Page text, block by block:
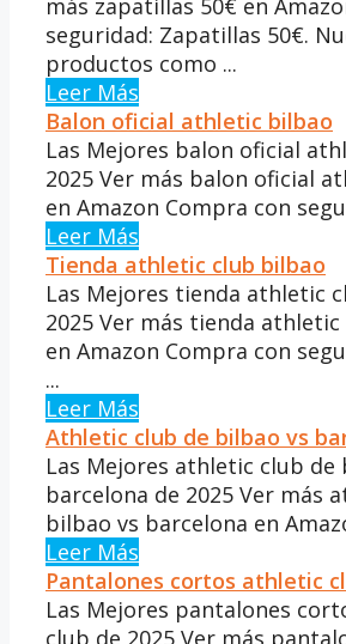
seguridad: Zapatillas 50€.
productos como ...
Leer Más
Balon oficial athletic bilbao
Las Mejores balon oficial
2025 Ver más balon oficial
en Amazon Compra con
Leer Más
Tienda athletic club bilbao
Las Mejores tienda athletic
2025 Ver más tienda
en Amazon Compra con
...
Leer Más
Athletic club de bilbao vs
Las Mejores athletic club de
barcelona de 2025 Ver más
bilbao vs barcelona en
Leer Más
Pantalones cortos athletic
Las Mejores pantalones
club de 2025 Ver más